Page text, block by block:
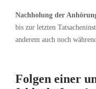
Nachholung der
bis zur letzten
anderem auch noch
Folgen einer